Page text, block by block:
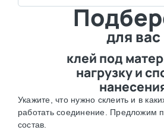
для вас
клей под
нагрузку и
Укажите, что нужно склеить и в
работать соединение. Предложим
состав.